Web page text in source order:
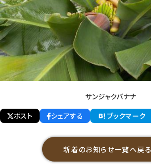
サンジャクバナナ
ポスト
シェアする ブックマーク
新着のお知らせ一覧へ戻る